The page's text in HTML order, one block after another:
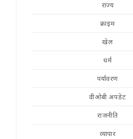
राज्य
क्राइम
खेल
धर्म
पर्यावरण
वीओबी अपडेट
राजनीति
व्यापार